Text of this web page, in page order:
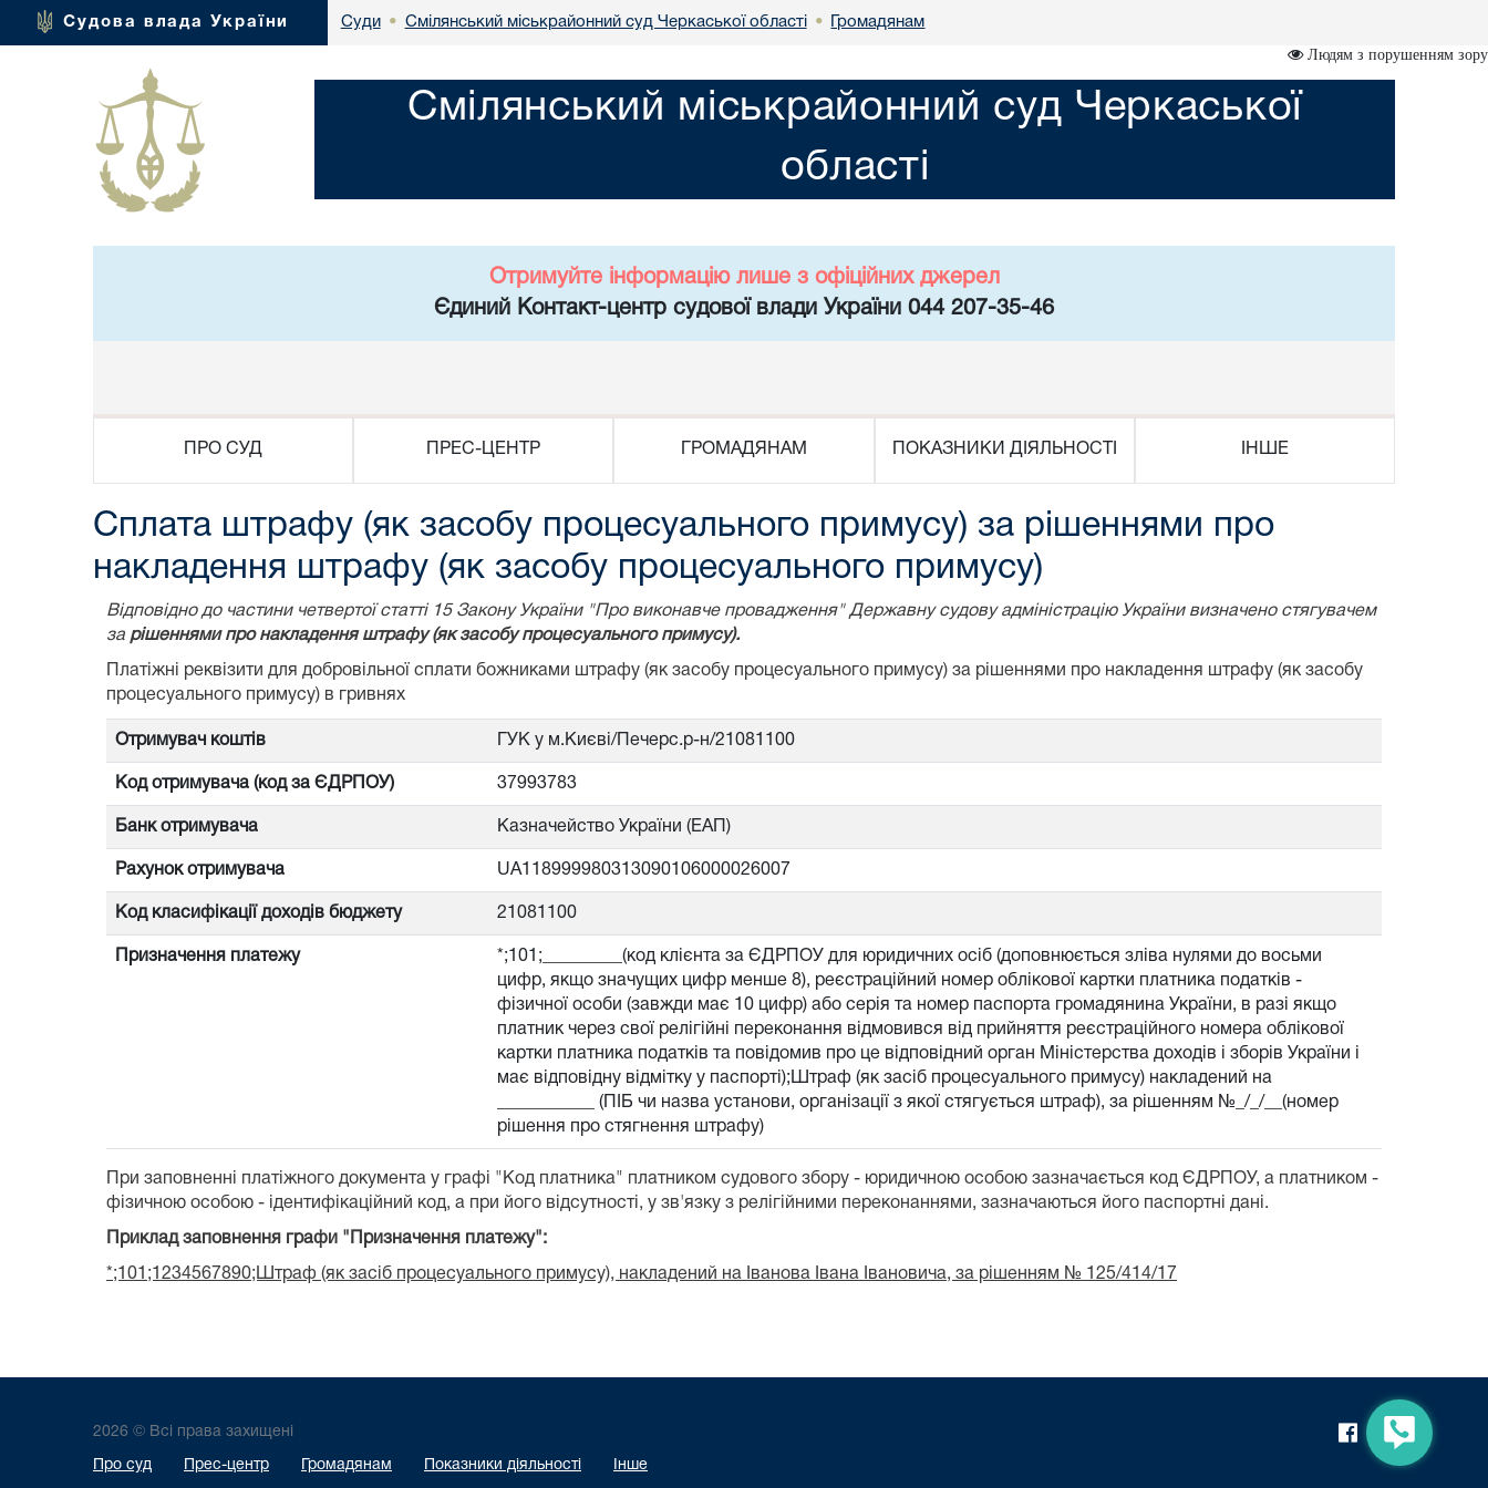
Судова влада України Суди • Смілянський міськрайонний суд Черкаської області • Громадянам
Людям з порушенням зору
Смілянський міськрайонний суд Черкаської
області
Отримуйте інформацію лише з офіційних джерел
Єдиний Контакт-центр судової влади України 044 207-35-46
ПРО СУД ПРЕС-ЦЕНТР ГРОМАДЯНАМ ПОКАЗНИКИ ДІЯЛЬНОСТІ ІНШЕ
Сплата штрафу (як засобу процесуального примусу) за рішеннями про
накладення штрафу (як засобу процесуального примусу)
Відповідно до частини четвертої статті 15 Закону України "Про виконавче провадження" Державну судову адміністрацію України визначено стягувачем
за рішеннями про накладення штрафу (як засобу процесуального примусу).
Платіжні реквізити для добровільної сплати божниками штрафу (як засобу процесуального примусу) за рішеннями про накладення штрафу (як засобу
процесуального примусу) в гривнях
Отримувач коштів ГУК у м.Києві/Печерс.р-н/21081100
Код отримувача (код за ЄДРПОУ) 37993783
Банк отримувача Казначейство України (ЕАП)
Рахунок отримувача UA118999980313090106000026007
Код класифікації доходів бюджету 21081100
Призначення платежу
*;101;_________(код клієнта за ЄДРПОУ для юридичних осіб (доповнюється зліва нулями до восьми
цифр, якщо значущих цифр менше 8), реєстраційний номер облікової картки платника податків -
фізичної особи (завжди має 10 цифр) або серія та номер паспорта громадянина України, в разі якщо
платник через свої релігійні переконання відмовився від прийняття реєстраційного номера облікової
картки платника податків та повідомив про це відповідний орган Міністерства доходів і зборів України і
має відповідну відмітку у паспорті);Штраф (як засіб процесуального примусу) накладений на
___________ (ПІБ чи назва установи, організації з якої стягується штраф), за рішенням №_/_/__(номер
рішення про стягнення штрафу)
При заповненні платіжного документа у графі "Код платника" платником судового збору - юридичною особою зазначається код ЄДРПОУ, а платником -
фізичною особою - ідентифікаційний код, а при його відсутності, у зв'язку з релігійними переконаннями, зазначаються його паспортні дані.
Приклад заповнення графи "Призначення платежу":
*;101;1234567890;Штраф (як засіб процесуального примусу), накладений на Іванова Івана Івановича, за рішенням № 125/414/17
2026 © Всі права захищені
Про суд Прес-центр Громадянам Показники діяльності Інше